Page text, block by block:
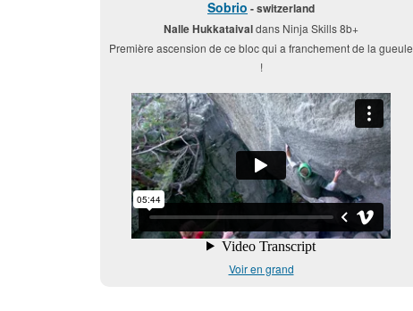
Sobrio - switzerland
Nalle Hukkataivaldans Ninja Skills 8b+
Première ascension de ce bloc qui a franchement de la gueule
!
Voir en grand